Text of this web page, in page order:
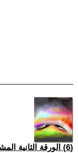
(6) الورقة الثانية